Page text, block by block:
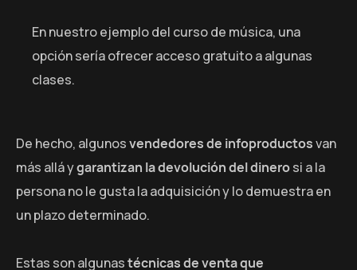
En nuestro ejemplo del curso de música, una
opción sería ofrecer acceso gratuito a algunas
clases.
De hecho, algunosvendedores de infoproductosvan
más allá ygarantizan la devolución del dinerosi a la
persona no le gusta la adquisición y lo demuestra en
un plazo determinado.
Estas son algunastécnicas de venta que